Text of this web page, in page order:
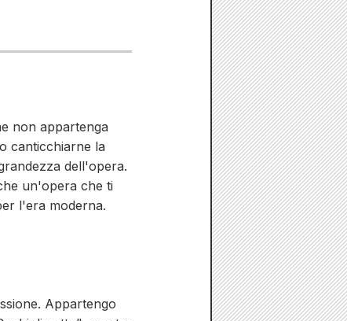
non appartenga
canticchiarne la
dell'opera.
un'opera che ti
l'era moderna.
Appartengo